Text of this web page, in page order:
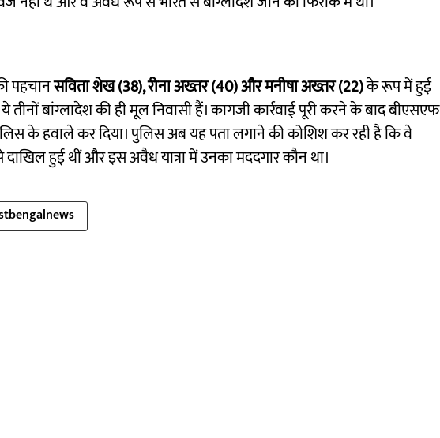
पहचानसविता शेख (38), रीना अख्तर (40) और मनीषा अख्तर (22)के रूप में हुई
बांग्लादेश की ही मूल निवासी हैं। कागजी कार्रवाई पूरी करने के बाद बीएसएफ
के हवाले कर दिया। पुलिस अब यह पता लगाने की कोशिश कर रही है कि वे
हुई थीं और इस अवैध यात्रा में उनका मददगार कौन था।